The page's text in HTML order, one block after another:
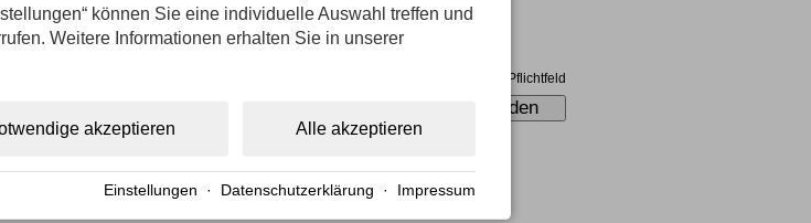
Pflichtfeld
zur Kenntnis genommen.
können Sie eine individuelle Auswahl treffen und
Weitere Informationen erhalten Sie in unserer
Alle akzeptieren
akzeptieren
Einstellungen · Datenschutzerklärung · Impressum